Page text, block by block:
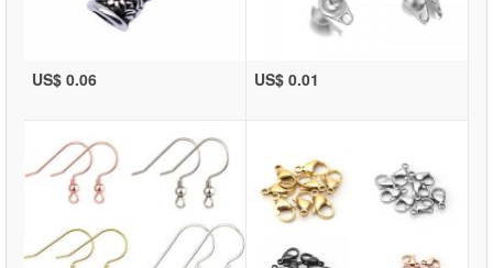
US$ 0.06 US$ 0.01